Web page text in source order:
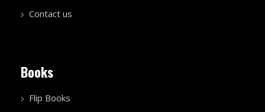
Contact us
Books
Flip Books